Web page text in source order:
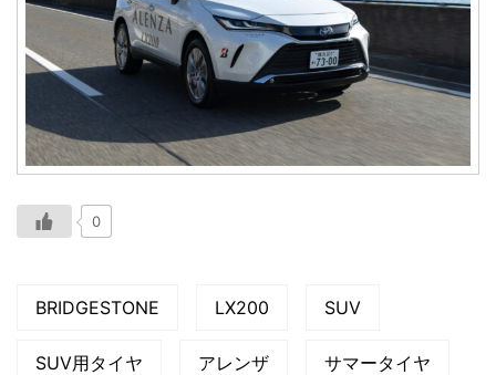
0
BRIDGESTONE LX200 SUV
SUV用タイヤ アレンザ サマータイヤ